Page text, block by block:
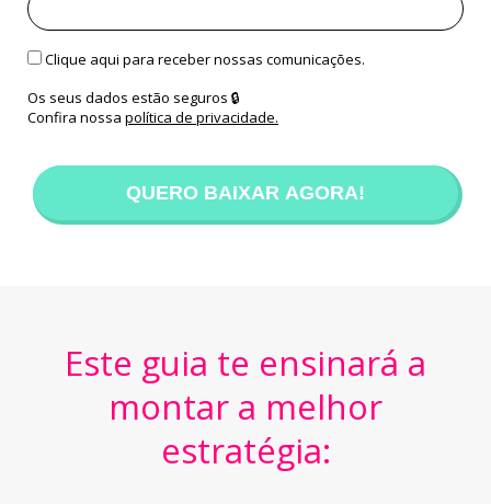
Clique aqui para receber nossas comunicações.
Os seus dados estão seguros 🔒
Confira nossa política de privacidade.
QUERO BAIXAR AGORA!
Este guia te ensinará a
montar a melhor
estratégia: